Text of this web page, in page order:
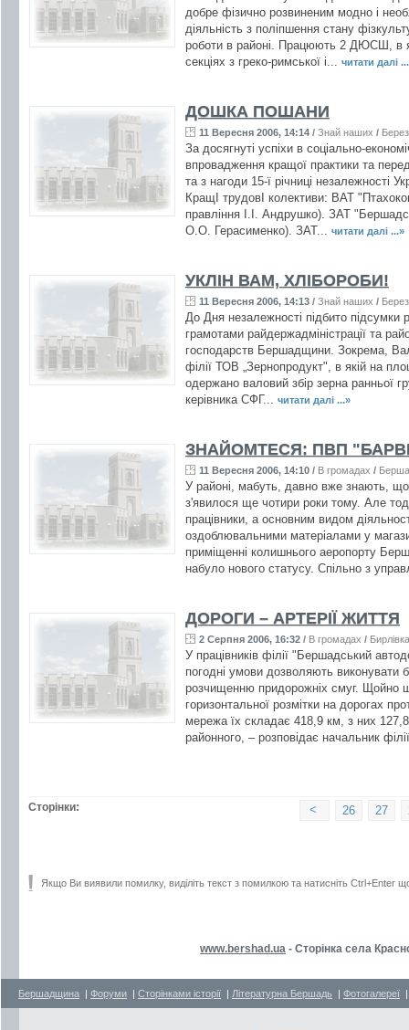
добре фізично розвиненим модно і
діяльність з поліпшення стану
роботи в районі. Працюють 2 ДЮСШ, в
секціях з греко-римської і... читати далі
ДОШКА ПОШАНИ
11 Вересня 2006, 14:14 / Знай наших /
За досягнуті успіхи в соціально-
впровадження кращої практики та
та з нагоди 15-ї річниці незалежності
КращІ трудовІ колективи: ВАТ
правління І.І. Андрушко). ЗАТ
О.О. Герасименко). ЗАТ... читати далі ...»
УКЛІН ВАМ, ХЛІБОРОБИ!
11 Вересня 2006, 14:13 / Знай наших /
До Дня незалежності підбито
грамотами райдержадміністрації та
господарств Бершадщини. Зокрема,
філії ТОВ „Зернопродукт", в якій на
одержано валовий збір зерна ранньої
керівника СФГ... читати далі ...»
ЗНАЙОМТЕСЯ: ПВП
11 Вересня 2006, 14:10 / В громадах /
У районі, мабуть, давно вже знають,
з'явилося ще чотири роки тому. Але
працівники, а основним видом
оздоблювальними матеріалами у
приміщенні колишнього аеропорту
набуло нового статусу. Спільно з
ДОРОГИ – АРТЕРІЇ ЖИТТЯ
2 Серпня 2006, 16:32 / В громадах / Бирлівка
У працівників філії "Бершадський
погодні умови дозволяють виконувати
розчищенню придорожніх смуг. Щойно
горизонтальної розмітки на дорогах
мережа їх складає 418,9 км, з них
районного, – розповідає начальник
Сторінки: 27
26
<
Якщо Ви виявили помилку, виділіть текст з помилкою та натисніть Ctrl+Enter
www.bershad.ua - Сторінка села
Бершадщина | Форуми | Сторінками історії | Літературна Бершадь | Фотогалереї